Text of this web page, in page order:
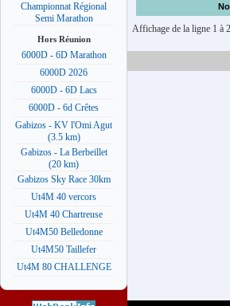
Championnat Régional
Semi Marathon
Hors Réunion
6000D - 6D Marathon
6000D 2026
6000D - 6D Lacs
6000D - 6d Crêtes
Gabizos - KV l'Omi Agut
(3.5 km)
Gabizos - La Berbeillet
(20 km)
Gabizos Sky Race 30km
Ut4M 40 vercors
Ut4M 40 Chartreuse
Ut4M50 Belledonne
Ut4M50 Taillefer
Ut4M 80 CHALLENGE
Affichage de la ligne 1 à